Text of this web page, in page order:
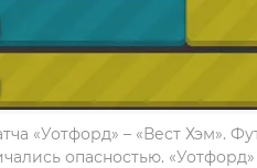
«Уотфорд» – «Вест Хэм».
опасностью.